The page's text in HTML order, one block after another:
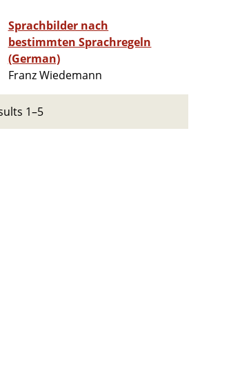
Sprachbilder nach
bestimmten Sprachregeln
(German)
Franz Wiedemann
1–5